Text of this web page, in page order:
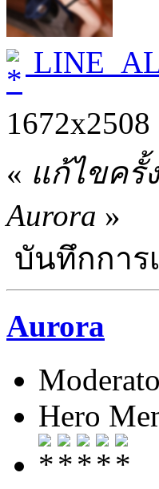
« แก้ไขครั้
Aurora »
บันทึกการ
Aurora
Hero